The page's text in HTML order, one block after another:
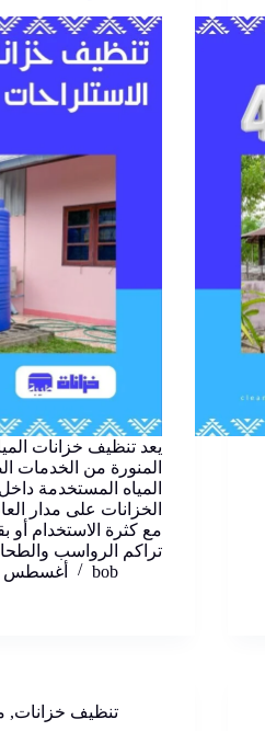
يعد تنظيف خزانات
المنورة من الخدمات
المياه المستخدمة
الخزانات على مدار
مع كثرة الاستخدام أو
تراكم الرواسب
bob
أغسطس 1, 2026
تنظيف خزانات,